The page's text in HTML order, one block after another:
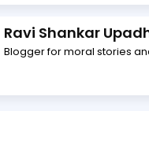
Ravi Shankar
Blogger for moral stories